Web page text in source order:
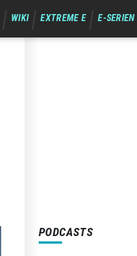
WIKI EXTREME E E-SERIEN
PODCASTS